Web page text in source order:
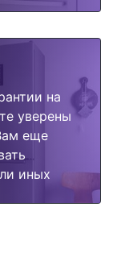
на
уверены
еще
иных